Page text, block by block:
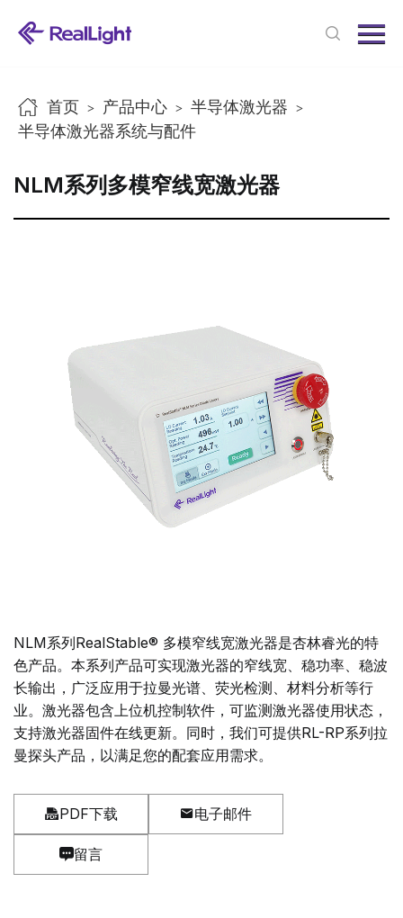
新闻中心
联系我们
首页 > 产品中心 > 半导体激光器 >
半导体激光器系统与配件
NLM系列多模窄线宽激光器
NLM系列RealStable® 多模窄线宽激光器是杏林睿光的特
色产品。本系列产品可实现激光器的窄线宽、稳功率、稳波
长输出，广泛应用于拉曼光谱、荧光检测、材料分析等行
业。激光器包含上位机控制软件，可监测激光器使用状态，
支持激光器固件在线更新。同时，我们可提供RL-RP系列拉
曼探头产品，以满足您的配套应用需求。
PDF下载 电子邮件
留言